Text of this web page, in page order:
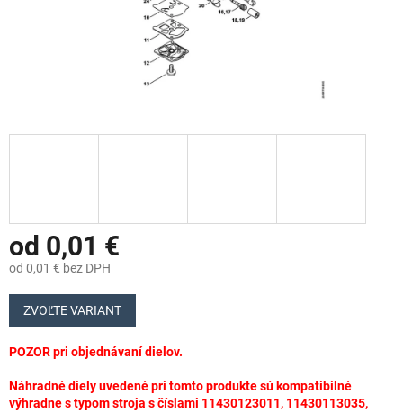
od 0,01 €
od 0,01 € bez DPH
Jednotková
cena:
ZVOĽTE VARIANT
POZOR pri objednávaní dielov.
Náhradné diely uvedené pri tomto produkte sú kompatibilné
výhradne s typom stroja s číslami 11430123011, 11430113035,